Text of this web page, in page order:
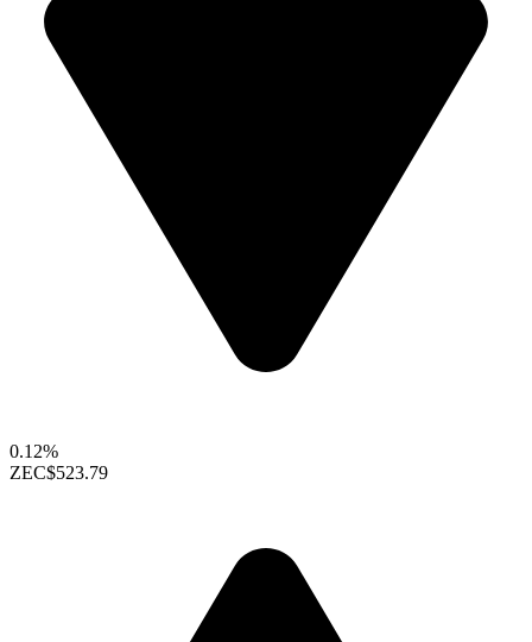
0.12%
ZEC$523.79